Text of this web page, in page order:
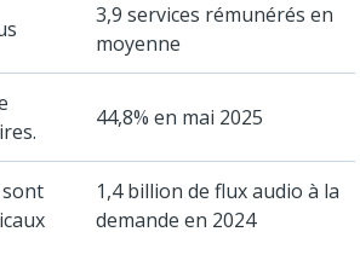
3,9 services rémunérés en
moyenne
44,8% en mai 2025
sont
1,4 billion de flux audio à la
demande en 2024